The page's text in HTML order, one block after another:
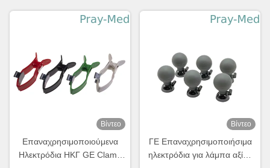
Βίντεο
Επαναχρησιμοποιούμενα
Ηλεκτρόδια ΗΚΓ GE Clamp
Βίντεο
ΓΕ Επαναχρησιμοποιήσιμα
ηλεκτρόδια για λάμπα αξίας